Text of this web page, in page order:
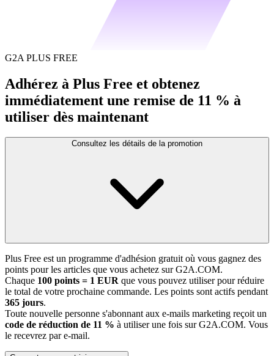
G2A PLUS FREE
Adhérez à Plus Free et obtenez
immédiatement une remise de 11 % à
utiliser dès maintenant
Consultez les détails de la promotion
Plus Free est un programme d'adhésion gratuit où vous gagnez des
points pour les articles que vous achetez sur G2A.COM.
Chaque 100 points = 1 EUR que vous pouvez utiliser pour réduire
le total de votre prochaine commande. Les points sont actifs pendant
365 jours.
Toute nouvelle personne s'abonnant aux e-mails marketing reçoit un
code de réduction de 11 % à utiliser une fois sur G2A.COM. Vous
le recevrez par e-mail.